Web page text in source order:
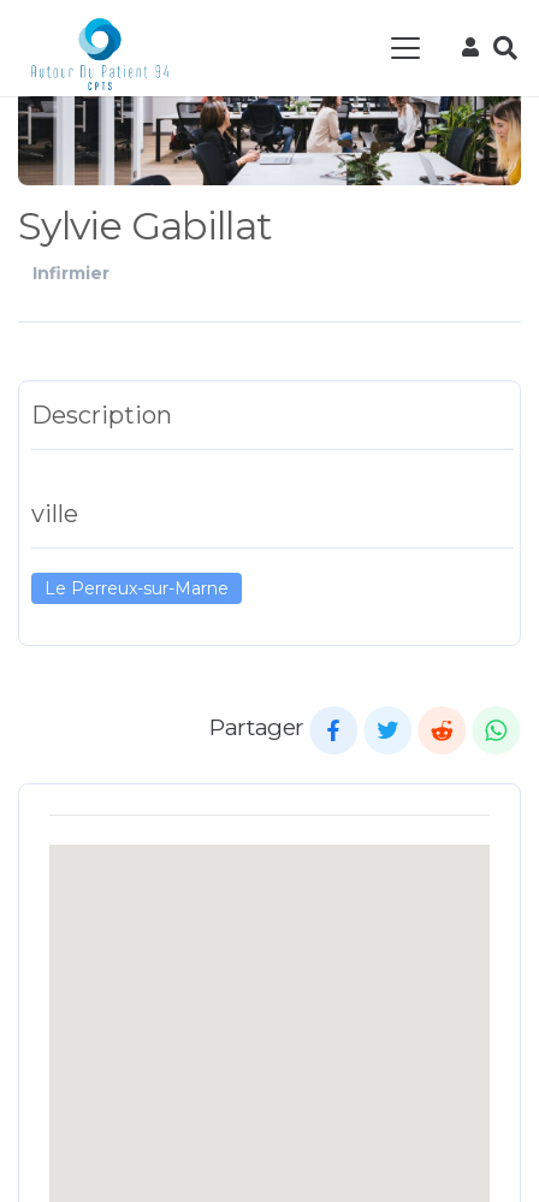
Sylvie Gabillat
Infirmier
Description
ville
Le Perreux-sur-Marne
Partager